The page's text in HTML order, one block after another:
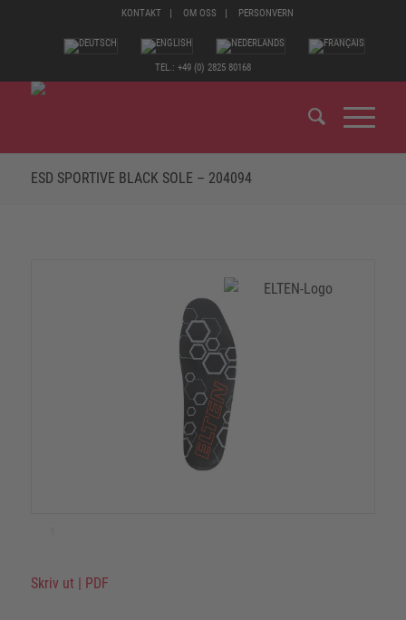
KONTAKT OM OSS PERSONVERN
TEL.: +49 (0) 2825 80168
ESD SPORTIVE BLACK SOLE – 204094
Skriv ut PDF